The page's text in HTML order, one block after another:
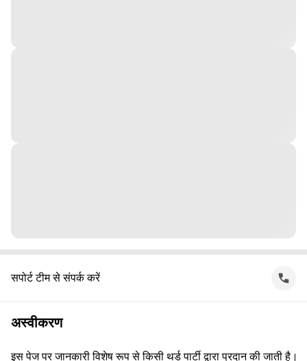
सपोर्ट टीम से संपर्क करें
अस्वीकरण
इस पेज पर जानकारी विशेष रूप से किसी थर्ड पार्टी द्वारा प्रदान की जाती है।